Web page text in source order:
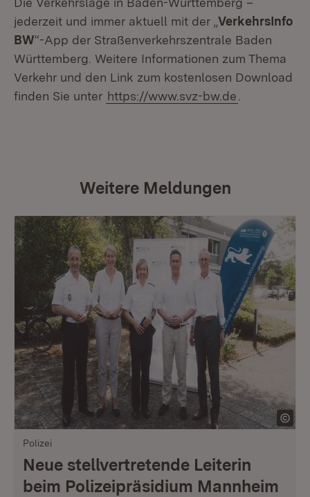
jederzeit und immer aktuell mit der „ VerkehrsInfo
BW“-App der Straßenverkehrszentrale Baden
Württemberg. Weitere Informationen zum Thema
Verkehr und den Link zum kostenlosen Download
finden Sie unter https://www.svz-bw.de
Weitere Meldungen
Polizei
Neue stellvertretende Leiterin
beim Polizeipräsidium Mannheim